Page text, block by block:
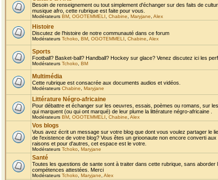
Besoin de renseignement ou tout simplement d'échanger sur des faits de
musique afro, cette rubrique est faite pour vous.
Modérateurs BM OGOTEMMELI Chabine Maryjane Alex
Histoire
Discutez de l'histoire de notre communauté dans ce forum
Modérateurs Tchoko BM OGOTEMMELI Chabine Alex
Sports
Football? Basket-ball? Handball? Hockey sur glace? Venez discutez ici les
Modérateurs Tchoko BM
Multimédia
Cette rubrique est consacrée aux documents audios et vidéos.
Modérateurs Chabine Maryjane
Littérature Négro-africaine
Pour débattre et échanger sur les oeuvres, essais, poèmes ou romans, sur
qui marquent (ou qui ont marqué) de leur plume la littérature négro-africaine .
Modérateurs BM OGOTEMMELI Chabine Alex
Vos blogs
Vous avez écrit un message sur votre blog que dont vous voulez partager le
de l'existence de votre blog? Vous êtes un grioonaute non encore converti
raisons et pour d'autres, cet espace est le votre.
Modérateurs Tchoko Maryjane
Santé
Toutes les questions de sante sont à traiter dans cette rubrique, sans
compétences attestées. Merci
Modérateurs Tchoko Maryjane Alex